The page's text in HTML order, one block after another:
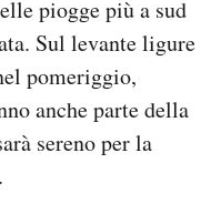
piogge più a sud
Sul levante ligure
pomeriggio,
anche parte della
sereno per la